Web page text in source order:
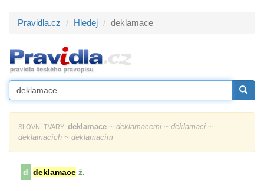
Pravidla.cz Hledej deklamace
SLOVNÍ TVARY: deklamace ~ deklamacemi ~ deklamaci ~
deklamacích ~ deklamacím
d deklamace ž.